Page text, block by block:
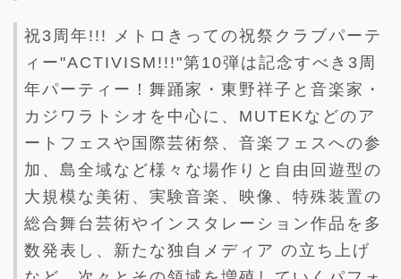
祝3周年!!! メトロきっての祝祭クラブパーテ
ィー"ACTIVISM!!!"第10弾は記念すべき3周
年パーティー！舞踊家・東野祥子と音楽家・
カジワラトシオを中心に、MUTEKなどのア
ートフェスや国際芸術祭、音楽フェスへの参
加、島全域など様々な場作りと自由回遊型の
大規模な美術、実験音楽、映像、特殊装置の
総合舞台芸術やインスタレーション作品を多
数発表し、新たな独自メディア の立ち上げ